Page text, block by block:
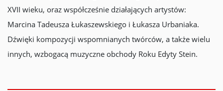
XVII wieku, oraz współcześnie działających artystów:
Marcina Tadeusza Łukaszewskiego i Łukasza Urbaniaka.
Dźwięki kompozycji wspomnianych twórców, a także wielu
innych, wzbogacą muzyczne obchody Roku Edyty Stein.